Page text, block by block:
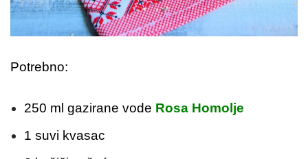
Potrebno:
250 ml gazirane vode Rosa Homolje
1 suvi kvasac